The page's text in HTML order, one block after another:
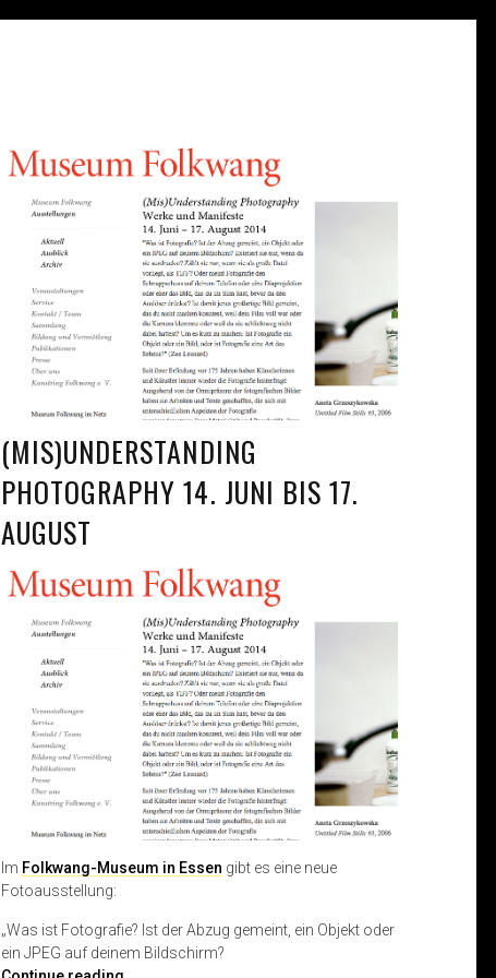
(MIS)UNDERSTANDING
PHOTOGRAPHY 14. JUNI BIS 17.
AUGUST
Im Folkwang-Museum in Essen gibt es eine neue
Fotoausstellung:
„Was ist Fotografie? Ist der Abzug gemeint, ein Objekt oder
ein JPEG auf deinem Bildschirm?